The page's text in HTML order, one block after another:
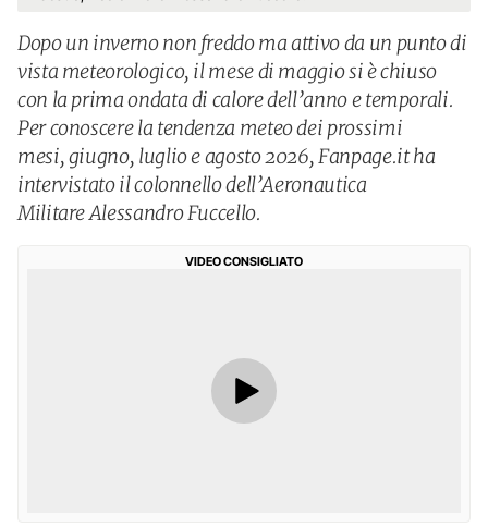
Dopo un inverno non freddo ma attivo da un punto di
vista meteorologico, il mese di maggio si è chiuso
con la prima ondata di calore dell’anno e temporali.
Per conoscere la tendenza meteo dei prossimi
mesi, giugno, luglio e agosto 2026, Fanpage.it ha
intervistato il colonnello dell’Aeronautica
Militare Alessandro Fuccello.
VIDEO CONSIGLIATO